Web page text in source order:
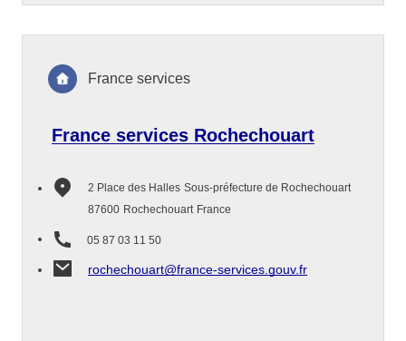
France services Rochechouart
2 Place des Halles Sous-préfecture de Rochechouart
87600 Rochechouart France
05 87 03 11 50
rochechouart@france-services.gouv.fr
France services